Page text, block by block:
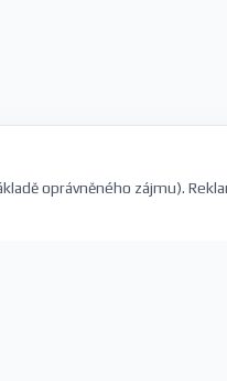
oprávněného zájmu).